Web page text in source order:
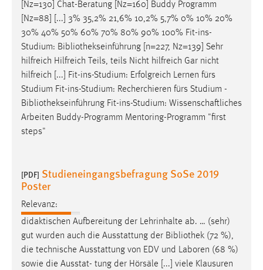
[Nz=130] Chat-Beratung [Nz=160] Buddy Programm
[Nz=88] [...] 3% 35,2% 21,6% 10,2% 5,7% 0% 10% 20%
30% 40% 50% 60% 70% 80% 90% 100% Fit-ins-
Studium: Bibliothekseinführung [n=227, Nz=139] Sehr
hilfreich Hilfreich Teils, teils Nicht hilfreich Gar nicht
hilfreich [...] Fit-ins-Studium: Erfolgreich Lernen fürs
Studium Fit-ins-Studium: Recherchieren fürs Studium -
Bibliothekseinführung Fit-ins-Studium: Wissenschaftliches
Arbeiten Buddy-Programm Mentoring-Programm "first
steps"
[PDF] Studieneingangsbefragung SoSe 2019
Poster
Relevanz:
didaktischen Aufbereitung der Lehrinhalte ab. … (sehr)
gut wurden auch die Ausstattung der Bibliothek (72 %),
die technische Ausstattung von EDV und Laboren (68 %)
sowie die Ausstat- tung der Hörsäle [...] viele Klausuren